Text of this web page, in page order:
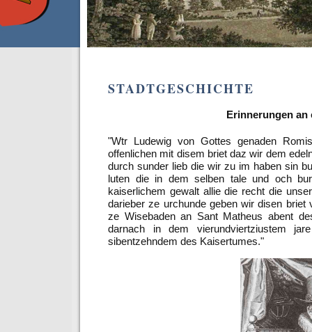
STADTGESCHICHTE
Erinnerungen an
"Wtr Ludewig von Gottes genaden
offenlichen mit disem briet daz wir dem
durch sunder lieb die wir zu im haben sin
luten die in dem selben tale und och
kaiserlichem gewalt allie die recht die
darieber ze urchunde geben wir disen
ze Wisebaden an Sant Matheus abent
darnach in dem vierundviertziustem
sibentzehndem des Kaisertumes."